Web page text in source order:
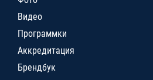
Видео
Программки
Аккредитация
Брендбук